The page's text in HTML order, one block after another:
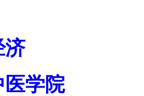
济
医学院